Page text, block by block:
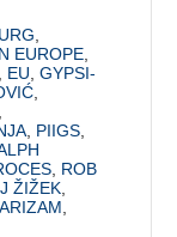
EUROPE
EU ,GYPSI-
PIIGS
ROB
ŽIŽEK